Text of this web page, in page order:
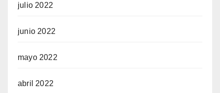
julio 2022
junio 2022
mayo 2022
abril 2022